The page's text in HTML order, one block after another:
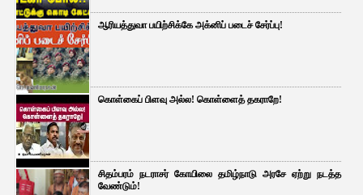
ஆரியத்துவா பயிற்சிக்கே அக்னிப் படைச் சேர்ப்பு!
கொள்கைப் பிளவு அல்ல! கொள்ளைத் தகராறே!
சிதம்பரம் நடராசர் கோயிலை தமிழ்நாடு அரசே ஏற்று நடத்த
வேண்டும்!